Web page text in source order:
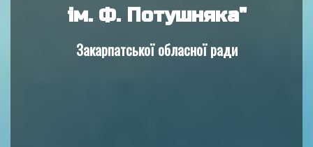
ім. Ф. Потушняка"
Закарпатської обласної ради